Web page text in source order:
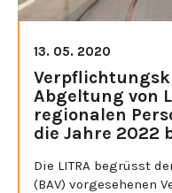
13. 05. 2020
Abgeltung von
regionalen
die Jahre 2022
Die LITRA begrüsst
(BAV) vorgesehenen